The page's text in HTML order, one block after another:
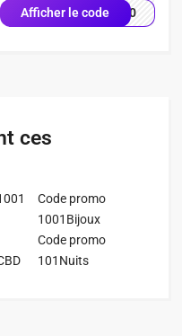
Afficher le codep-10
ces
Code promo
1001Bijoux
Code promo
101Nuits